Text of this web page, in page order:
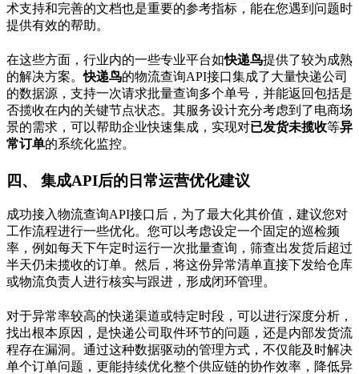
术支持和完善的文档也是重要的参考指标，能在您遇到问题时
提供有效的帮助。
在这些方面，行业内的一些专业平台如快递鸟提供了较为成熟
的解决方案。快递鸟的物流查询API接口集成了大量快递公司
的数据源，支持一次请求批量查询多个单号，并能返回包括是
否揽收在内的关键节点状态。其服务设计充分考虑到了电商场
景的需求，可以帮助企业快速集成，实现对已发货未揽收等异
常订单的系统化监控。
四、 集成API后的日常运营优化建议
成功接入物流查询API接口后，为了最大化其价值，建议您对
工作流程进行一些优化。您可以考虑设定一个固定的巡检频
率，例如每天下午定时运行一次批量查询，筛查出发货后超过
半天仍未揽收的订单。然后，将这份异常清单直接下发给仓库
或物流负责人进行核实与跟进，形成闭环管理。
对于异常率较高的快递渠道或特定时段，可以进行深度分析，
找出根本原因，是快递公司取件环节的问题，还是内部发货流
程存在漏洞。通过这种数据驱动的管理方式，不仅能及时解决
单个订单问题，更能持续优化整个供应链的协作效率，降低异